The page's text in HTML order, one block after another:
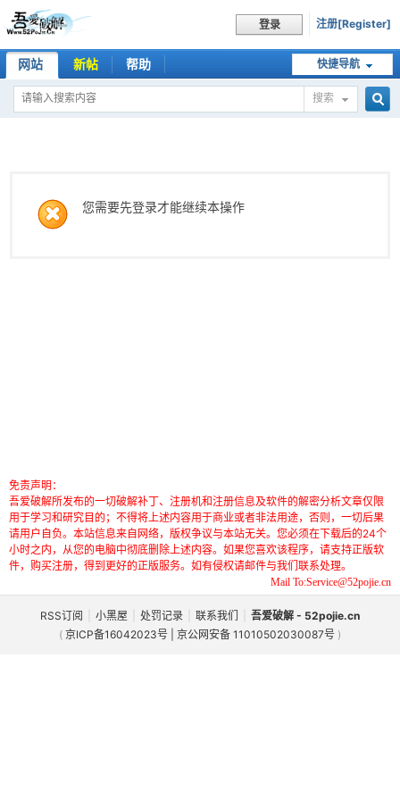
登录 注册[Register]
快捷导航
网站 新帖 帮助
搜索
您需要先登录才能继续本操作
免责声明：
吾爱破解所发布的一切破解补丁、注册机和注册信息及软件的解密分析文章仅限
用于学习和研究目的；不得将上述内容用于商业或者非法用途，否则，一切后果
请用户自负。本站信息来自网络，版权争议与本站无关。您必须在下载后的24个
小时之内，从您的电脑中彻底删除上述内容。如果您喜欢该程序，请支持正版软
件，购买注册，得到更好的正版服务。如有侵权请邮件与我们联系处理。
Mail To:Service@52pojie.cn
RSS订阅 小黑屋 处罚记录 联系我们
吾爱破解 - 52pojie.cn
( 京ICP备16042023号 | 京公网安备 11010502030087号 )